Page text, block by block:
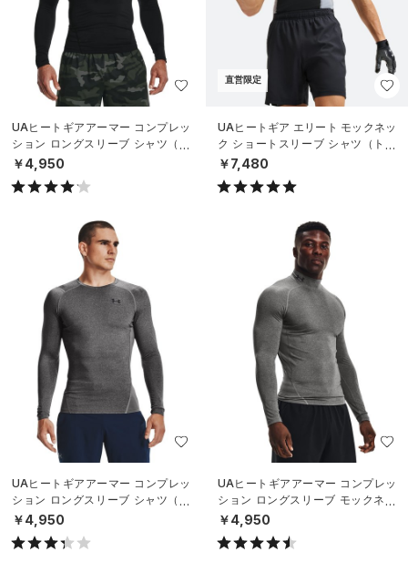
UAヒートギアアーマー コンプレッ
ション ロングスリーブ シャツ（ト
レーニング/MEN）
￥4,950
直営限定
UAヒートギア エリート モックネッ
ク ショートスリーブ シャツ（トレ
ーニング/MEN）
￥7,480
UAヒートギアアーマー コンプレッ
ション ロングスリーブ シャツ（ト
レーニング/MEN）
￥4,950
UAヒートギアアーマー コンプレッ
ション ロングスリーブ モックネッ
ク シャツ（トレーニング/MEN）
￥4,950